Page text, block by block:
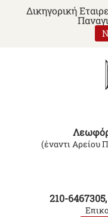
Δικηγορική
(έναντι Αρείου
210-